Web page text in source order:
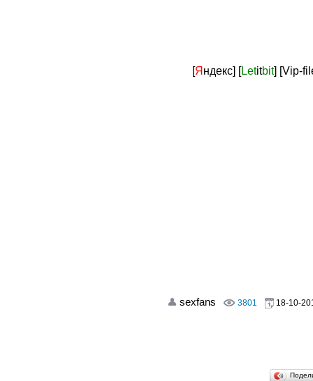
[Яндекс] [Letitbit] [Vip-
sexfans 3801 18-10-